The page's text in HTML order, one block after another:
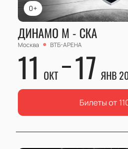
0+
ДИНАМО М - СКА
Москва ВТБ-АРЕНА
11 ОКТ 17 ЯНВ
Билеты от